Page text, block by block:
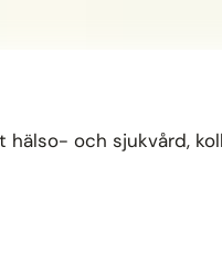
hälso- och sjukvård,